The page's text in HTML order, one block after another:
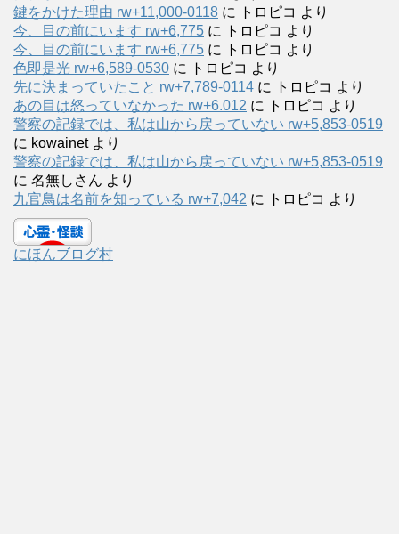
鍵をかけた理由 rw+11,000-0118 に トロピコ より
今、目の前にいます rw+6,775 に トロピコ より
今、目の前にいます rw+6,775 に トロピコ より
色即是光 rw+6,589-0530 に トロピコ より
先に決まっていたこと rw+7,789-0114 に トロピコ より
あの目は怒っていなかった rw+6.012 に トロピコ より
警察の記録では、私は山から戻っていない rw+5,853-0519
に kowainetより
警察の記録では、私は山から戻っていない rw+5,853-0519
に 名無しさん より
九官鳥は名前を知っている rw+7,042 に トロピコ より
にほんブログ村